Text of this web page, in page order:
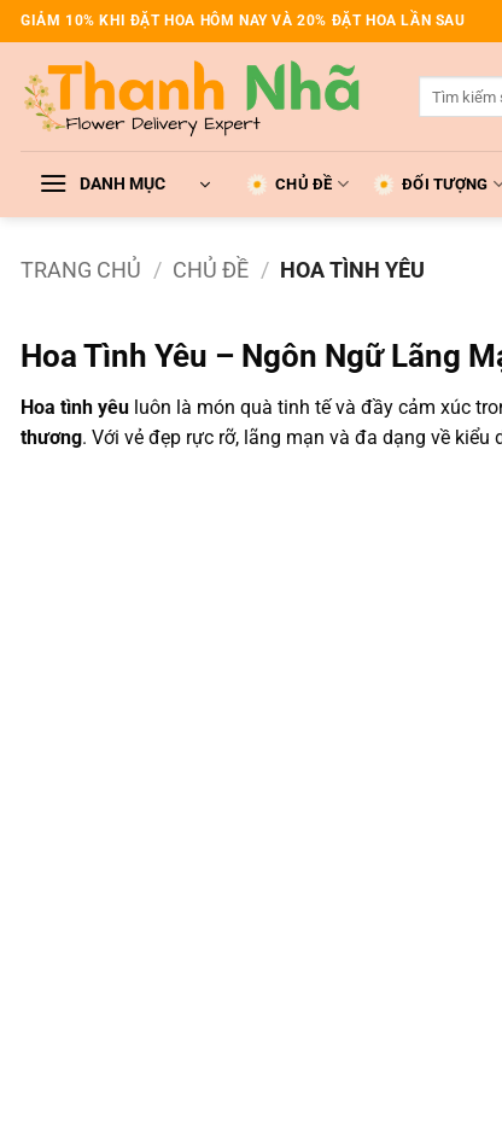
Bỏ
qua
dung
GIẢM 10% KHI ĐẶT HOA HÔM NAY VÀ 20% ĐẶT HOA LẦN SAU
DANH MỤC CHỦ ĐỀ ĐỐI TƯỢNG
TRANG CHỦ / CHỦ ĐỀ / HOA TÌNH YÊU
Hoa Tình Yêu – Ngôn Ngữ Lãng
Hoa tình yêu luôn là món quà tinh tế và đầy cảm xúc
thương. Với vẻ đẹp rực rỡ, lãng mạn và đa dạng về kiểu